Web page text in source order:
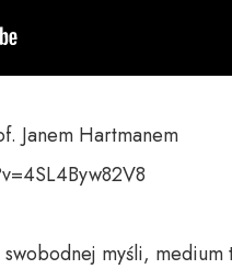
Janem Hartmanem
swobodnej myśli,